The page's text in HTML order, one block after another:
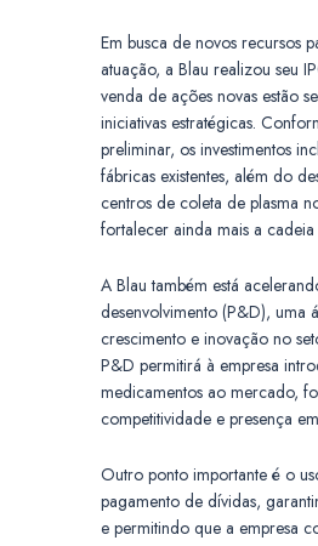
Em busca de novos recursos
atuação, a Blau realizou seu
venda de ações novas estão
iniciativas estratégicas.
preliminar, os investimentos
fábricas existentes, além do
centros de coleta de plasma
fortalecer ainda mais a
A Blau também está
desenvolvimento (P&D), uma
crescimento e inovação no
P&D permitirá à empresa
medicamentos ao mercado,
competitividade e presença
Outro ponto importante é o
pagamento de dívidas,
e permitindo que a empresa